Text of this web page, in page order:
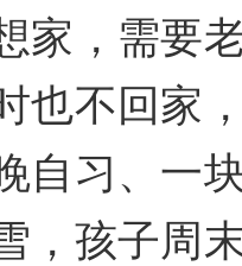
家，需要
也不回家
自习、一
，孩子周